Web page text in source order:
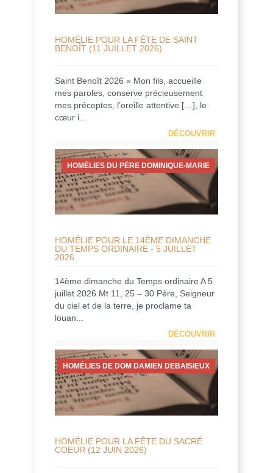
HOMÉLIE POUR LA FÊTE DE SAINT
BENOÎT (11 JUILLET 2026)
Saint Benoît 2026 « Mon fils, accueille
mes paroles, conserve précieusement
mes préceptes, l’oreille attentive […], le
cœur i...
DÉCOUVRIR
HOMÉLIES DU PÈRE DOMINIQUE-MARIE
HOMÉLIE POUR LE 14ÈME DIMANCHE
DU TEMPS ORDINAIRE - 5 JUILLET
2026
14ème dimanche du Temps ordinaire A 5
juillet 2026 Mt 11, 25 – 30 Père, Seigneur
du ciel et de la terre, je proclame ta
louan...
DÉCOUVRIR
HOMÉLIES DE DOM DAMIEN DEBAISIEUX
HOMÉLIE POUR LA FÊTE DU SACRÉ
COEUR (12 JUIN 2026)